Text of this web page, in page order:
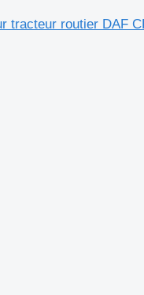
tracteur routier DAF